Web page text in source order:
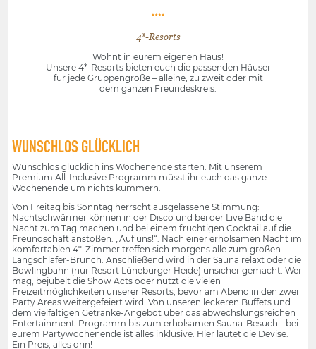
4*-Resorts
Wohnt in eurem eigenen Haus!
Unsere 4*-Resorts bieten euch die passenden Häuser
für jede Gruppengröße – alleine, zu zweit oder mit
dem ganzen Freundeskreis.
WUNSCHLOS GLÜCKLICH
Wunschlos glücklich ins Wochenende starten: Mit unserem
Premium All-Inclusive Programm müsst ihr euch das ganze
Wochenende um nichts kümmern.
Von Freitag bis Sonntag herrscht ausgelassene Stimmung:
Nachtschwärmer können in der Disco und bei der Live Band die
Nacht zum Tag machen und bei einem fruchtigen Cocktail auf die
Freundschaft anstoßen: „Auf uns!“. Nach einer erholsamen Nacht im
komfortablen 4*-Zimmer treffen sich morgens alle zum großen
Langschläfer-Brunch. Anschließend wird in der Sauna relaxt oder die
Bowlingbahn (nur Resort Lüneburger Heide) unsicher gemacht. Wer
mag, bejubelt die Show Acts oder nutzt die vielen
Freizeitmöglichkeiten unserer Resorts, bevor am Abend in den zwei
Party Areas weitergefeiert wird. Von unseren leckeren Buffets und
dem vielfältigen Getränke-Angebot über das abwechslungsreichen
Entertainment-Programm bis zum erholsamen Sauna-Besuch - bei
eurem Partywochenende ist alles inklusive. Hier lautet die Devise:
Ein Preis, alles drin!